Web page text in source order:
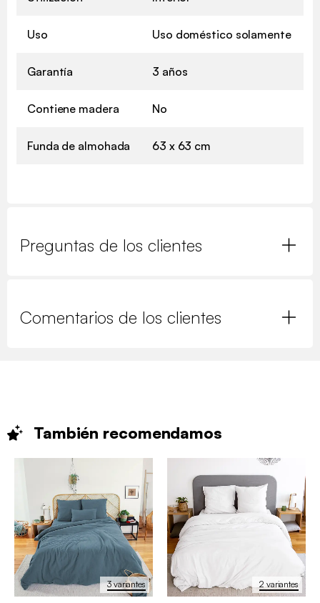
Uso Uso doméstico solamente
Garantía 3 años
Contiene madera No
Funda de almohada 63 x 63 cm
Preguntas de los clientes
Comentarios de los clientes
También recomendamos
3 variantes 2 variantes